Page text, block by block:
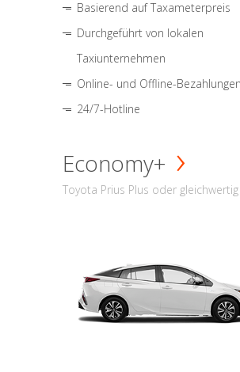
Basierend auf Taxameterpreis
Durchgeführt von lokalen
Taxiunternehmen
Online- und Offline-Bezahlungen
24/7-Hotline
Economy+
Toyota Prius Plus oder gleichwertig